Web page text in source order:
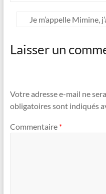
Je m’appelle Mimine,
Laisser un
Votre adresse e-mail ne
obligatoires sont indiqués
Commentaire *